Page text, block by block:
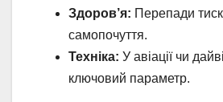
Здоров’я: Перепади
самопочуття.
Техніка: У авіації чи
ключовий параметр.